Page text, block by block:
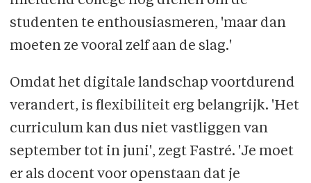
studenten te enthousiasmeren, 'maar dan
moeten ze vooral zelf aan de slag.'
Omdat het digitale landschap voortdurend
verandert, is flexibiliteit erg belangrijk. 'Het
curriculum kan dus niet vastliggen van
september tot in juni', zegt Fastré. 'Je moet
er als docent voor openstaan dat je